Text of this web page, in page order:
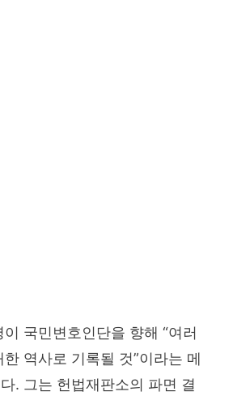
국민변호인단을 향해 “여러
역사로 기록될 것”이라는 메
. 그는 헌법재판소의 파면 결